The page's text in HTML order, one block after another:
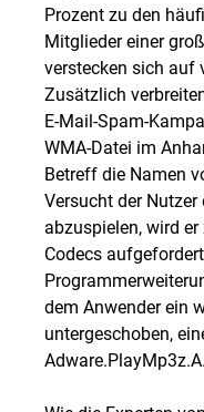
Prozent zu den
Mitglieder einer
verstecken sich auf
Zusätzlich
E-Mail-Spam-
WMA-Datei im
Betreff die Namen
Versucht der
abzuspielen, wird
Codecs
dem Anwender ein
untergeschoben,
Adware.PlayMp3z.A.